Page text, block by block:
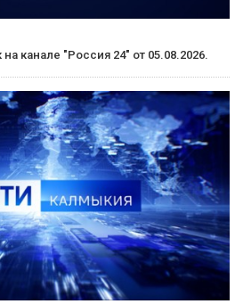
выпуск от 05.08.2026.